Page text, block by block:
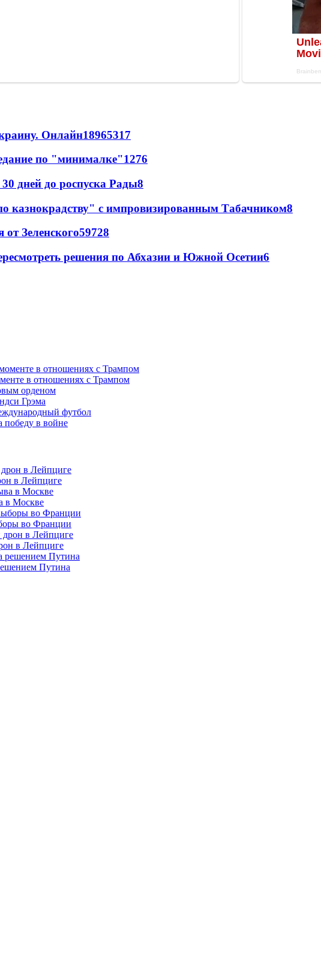
Онлайн18965317
по "минималке"1276
дней до роспуска Рады8
казнокрадству" с импровизированным Табачником8
Зеленского59728
решения по Абхазии и Южной Осетии6
в отношениях с Трампом
орденом
Грэма
футбол
в войне
в Лейпциге
в Москве
во Франции
в Лейпциге
Путина